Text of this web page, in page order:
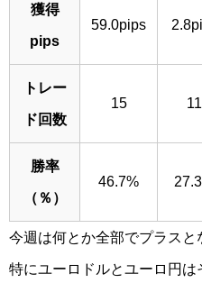
獲得
pips
59.0pips
トレー
ド回数
15 11
勝率
（％）
46.7%
今週は何とか全部でプラスと
特にユーロドルとユーロ円